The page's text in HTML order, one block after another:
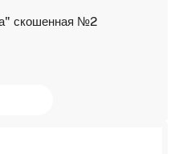
скошенная №2